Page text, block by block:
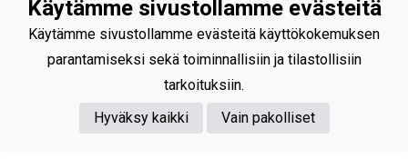
Käytämme sivustollamme evästeitä
Käytämme sivustollamme evästeitä käyttökokemuksen
parantamiseksi sekä toiminnallisiin ja tilastollisiin
tarkoituksiin.
Hyväksy kaikki
Vain pakolliset